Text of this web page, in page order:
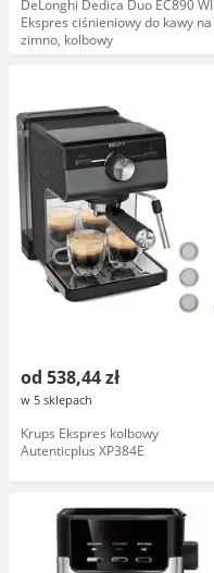
DeLonghi Dedica Duo EC890 WI
Ekspres ciśnieniowy do kawy na
zimno, kolbowy
od 538,44 zł
w 5 sklepach
Krups Ekspres kolbowy
Autenticplus XP384E